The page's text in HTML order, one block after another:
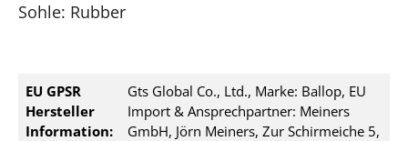
Sohle: Rubber
EU GPSR
Hersteller
Information:
Gts Global Co., Ltd., Marke: Ballop, EU
Import & Ansprechpartner: Meiners
GmbH, Jörn Meiners, Zur Schirmeiche 5,